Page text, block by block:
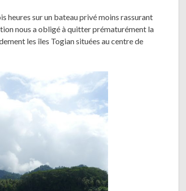
heures sur un bateau privé moins rassurant
nous a obligé à quitter prématurément la
les îles Togian situées au centre de